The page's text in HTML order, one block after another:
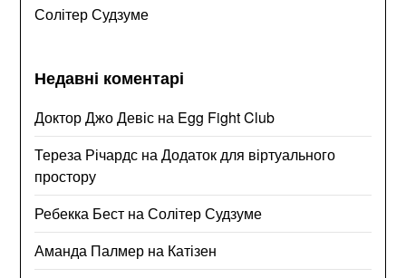
Солітер Судзуме
Недавні коментарі
Доктор Джо Девіс на Egg Fight Club
Тереза Річардс наДодаток для віртуального
простору
Ребекка Бест наСолітер Судзуме
Аманда Палмер на Катізен